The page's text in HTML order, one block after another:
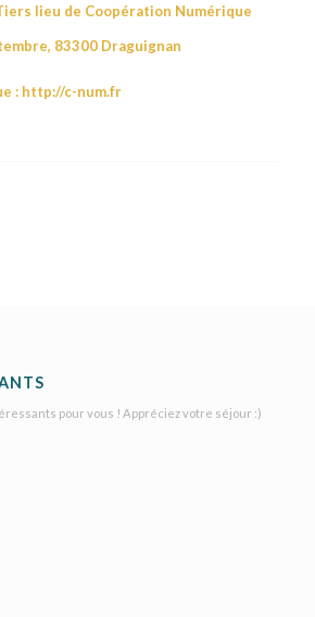
lieu de Coopération Numérique
83300 Draguignan
: http://c-num.fr
pour vous ! Appréciez votre séjour :)